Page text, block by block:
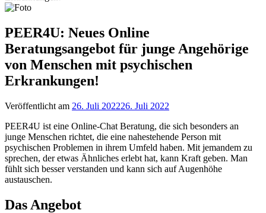
PEER4U: Neues Online
Beratungsangebot für junge Angehörige
von Menschen mit psychischen
Erkrankungen!
Veröffentlicht am 26. Juli 202226. Juli 2022
PEER4U ist eine Online-Chat Beratung, die sich besonders an
junge Menschen richtet, die eine nahestehende Person mit
psychischen Problemen in ihrem Umfeld haben. Mit jemandem zu
sprechen, der etwas Ähnliches erlebt hat, kann Kraft geben. Man
fühlt sich besser verstanden und kann sich auf Augenhöhe
austauschen.
Das Angebot